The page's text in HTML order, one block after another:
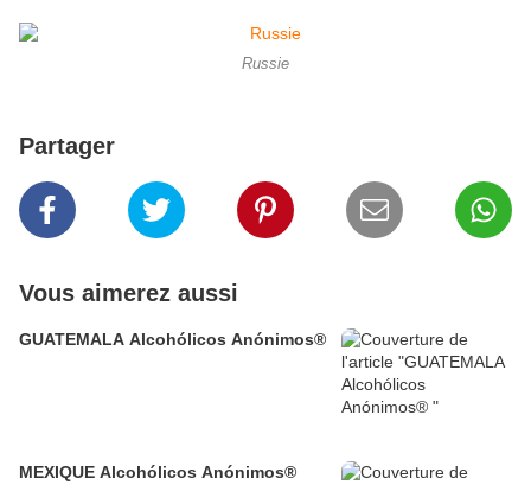
Russie
Partager
Vous aimerez aussi
GUATEMALA Alcohólicos Anónimos®
MEXIQUE Alcohólicos Anónimos®